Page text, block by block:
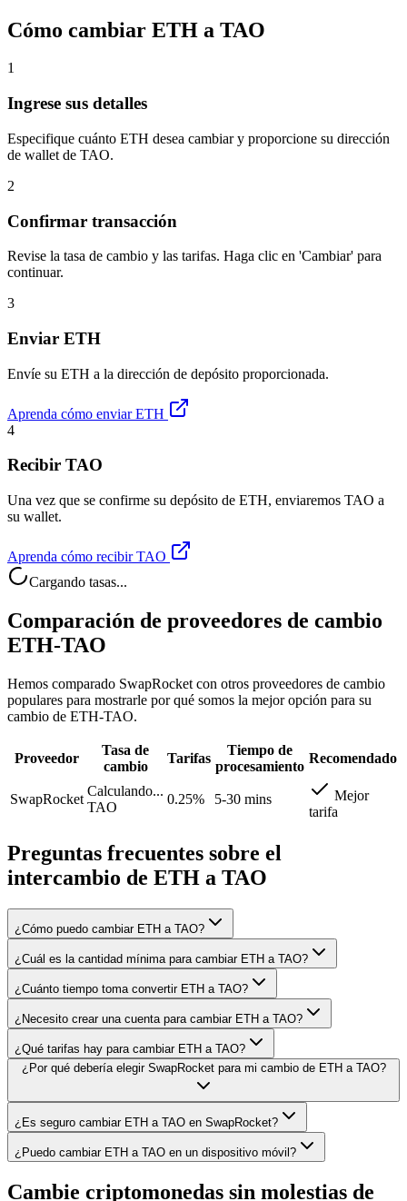
Cómo cambiar ETH a TAO
1
Ingrese sus detalles
Especifique cuánto ETH desea cambiar y proporcione su dirección
de wallet de TAO.
2
Confirmar transacción
Revise la tasa de cambio y las tarifas. Haga clic en 'Cambiar' para
continuar.
3
Enviar ETH
Envíe su ETH a la dirección de depósito proporcionada.
Aprenda cómo enviar ETH
4
Recibir TAO
Una vez que se confirme su depósito de ETH, enviaremos TAO a
su wallet.
Aprenda cómo recibir TAO
Cargando tasas...
Comparación de proveedores de cambio
ETH-TAO
Hemos comparado SwapRocket con otros proveedores de cambio
populares para mostrarle por qué somos la mejor opción para su
cambio de ETH-TAO.
Proveedor
Tasa de
cambio
Tarifas
Tiempo de
procesamiento
Recomendado
SwapRocket
Calculando...
TAO
0.25% 5-30 mins
Mejor
tarifa
Preguntas frecuentes sobre el
intercambio de ETH a TAO
¿Cómo puedo cambiar ETH a TAO?
¿Cuál es la cantidad mínima para cambiar ETH a TAO?
¿Cuánto tiempo toma convertir ETH a TAO?
¿Necesito crear una cuenta para cambiar ETH a TAO?
¿Qué tarifas hay para cambiar ETH a TAO?
¿Por qué debería elegir SwapRocket para mi cambio de ETH a TAO?
¿Es seguro cambiar ETH a TAO en SwapRocket?
¿Puedo cambiar ETH a TAO en un dispositivo móvil?
Cambie criptomonedas sin molestias de